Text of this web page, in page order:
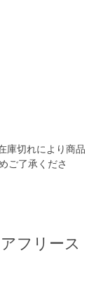
庫切れにより商品
ご了承くださ
フリース